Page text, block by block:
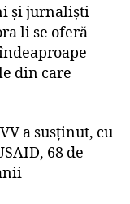
și jurnaliști
li se oferă
din care
a susținut, cu
68 de